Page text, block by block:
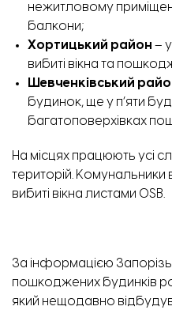
нежитловому
балкони;
Хортицький район –
вибиті вікна та
Шевченківський
будинок, ще у п’яти
багатоповерхівках
На місцях працюють усі
територій.
вибиті вікна листами OSB.
За інформацією
пошкоджених будинків
який нещодавно